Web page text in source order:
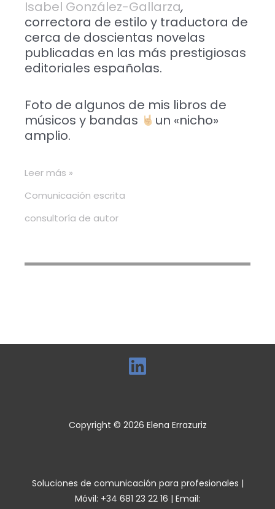
Isabel González-Gallarza,
correctora de estilo y traductora de
cerca de doscientas novelas
publicadas en las más prestigiosas
editoriales españolas.
Foto de algunos de mis libros de
músicos y bandas
un «nicho»
amplio.
Leer más »
Comunicación escrita
consultoría de autor
Copyright © 2026 Elena Errazuriz
Soluciones de comunicación para profesionales |
Móvil: +34 681 23 22 16 | Email: